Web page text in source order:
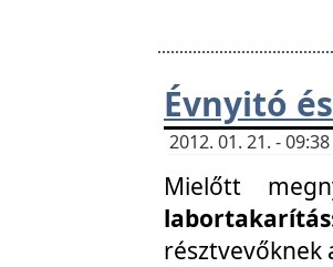
Évnyitó
2012. 01. 21. -
Mielőtt
labortakarítás
résztvevőknek